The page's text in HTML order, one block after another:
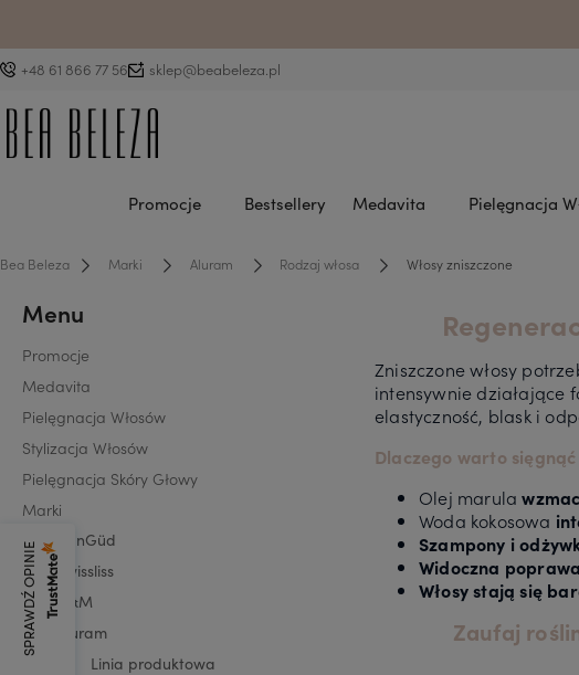
Drodzy
+48 61 866 77 56 sklep@beabeleza.pl
Promocje Bestsellery Medavita Pielęgnacja
Bea Beleza Marki Aluram Rodzaj włosa Włosy zniszczone
Menu
Promocje
Medavita
Pielęgnacja Włosów
Stylizacja Włosów
Pielęgnacja Skóry Głowy
Marki
DunGüd
Swissliss
O&M
Aluram
Linia produktowa
Zniszczone włosy
intensywnie działające
elastyczność, blask i
Dlaczego warto
Olej marula
Woda kokosowa
Szampony i
Widoczna
Włosy stają się
Zaufaj
SPRAWDŹ OPINIE